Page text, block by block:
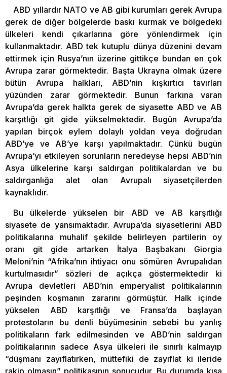
ABD yıllardır NATO ve AB gibi kurumları gerek Avrupa
gerek de diğer bölgelerde baskı kurmak ve bölgedeki
ülkeleri kendi çıkarlarına göre yönlendirmek için
kullanmaktadır. ABD tek kutuplu dünya düzenini devam
ettirmek için Rusya’nın üzerine gittikçe bundan en çok
Avrupa zarar görmektedir. Başta Ukrayna olmak üzere
bütün Avrupa halkları, ABD’nin kışkırtıcı tavırları
yüzünden zarar görmektedir. Bunun farkına varan
Avrupa’da gerek halkta gerek de siyasette ABD ve AB
karşıtlığı git gide yükselmektedir. Bugün Avrupa’da
yapılan birçok eylem dolaylı yoldan veya doğrudan
ABD’ye ve AB’ye karşı yapılmaktadır. Çünkü bugün
Avrupa’yı etkileyen sorunların neredeyse hepsi ABD’nin
Asya ülkelerine karşı saldırgan politikalardan ve bu
saldırganlığa alet olan Avrupalı siyasetçilerden
kaynaklıdır.
Bu ülkelerde yükselen bir ABD ve AB karşıtlığı
siyasete de yansımaktadır. Avrupa’da siyasetlerini ABD
politikalarına muhalif şekilde belirleyen partilerin oy
oranı git gide artarken İtalya Başbakanı Giorgia
Meloni’nin “Afrika’nın ihtiyacı onu sömüren Avrupalıdan
kurtulmasıdır” sözleri de açıkça göstermektedir ki
Avrupa devletleri ABD’nin emperyalist politikalarının
peşinden koşmanın zararını görmüştür. Halk içinde
yükselen ABD karşıtlığı ve Fransa’da başlayan
protestoların bu denli büyümesinin sebebi bu yanlış
politikaların fark edilmesinden ve ABD’nin saldırgan
politikalarının sadece Asya ülkeleri ile sınırlı kalmayıp
“düşmanı zayıflatırken, müttefiki de zayıflat ki ileride
rakip olmasın” politikasının sonucudur. Bu durumda kısa